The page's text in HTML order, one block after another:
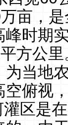
亩，
峰时期
方公
为当地
空俯视
区是